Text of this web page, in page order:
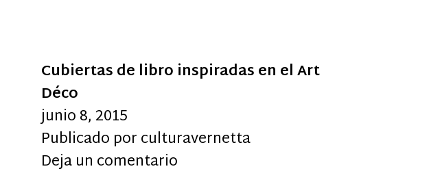
Cubiertas de libro inspiradas en el Art
Déco
junio 8, 2015
Publicado porculturavernetta
Deja un comentario